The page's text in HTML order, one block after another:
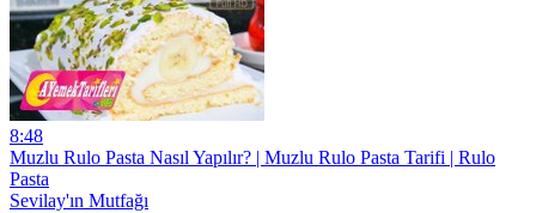
8:48
Muzlu Rulo Pasta Nasıl Yapılır? | Muzlu Rulo Pasta Tarifi | Rulo
Pasta
Sevilay'ın Mutfağı